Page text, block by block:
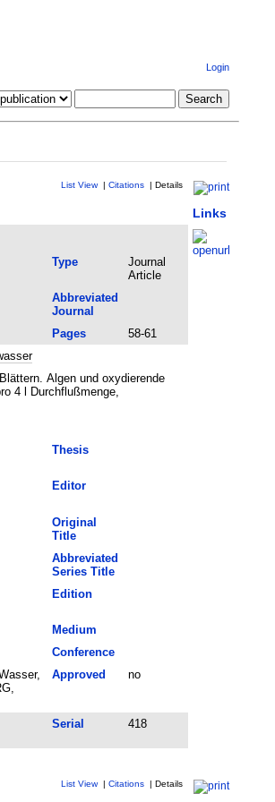
Login
List View | Citations | Details
Links
Type
Journal
Article
Abbreviated
Journal
Pages
58-61
Algen und oxydierende
4 l Durchflußmenge,
Thesis
Editor
Original
Title
Abbreviated
Series Title
Edition
Medium
Conference
Approved no
Serial 418
List View | Citations | Details